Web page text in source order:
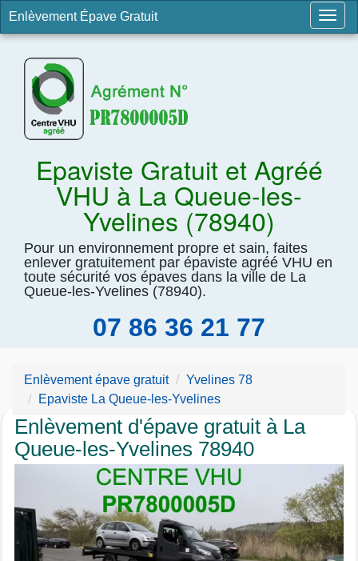
Enlèvement Épave Gratuit
Epaviste Gratuit et Agréé
VHU à La Queue-les-
Yvelines (78940)
Pour un environnement propre et sain, faites
enlever gratuitement par épaviste agréé VHU en
toute sécurité vos épaves dans la ville de La
Queue-les-Yvelines (78940).
07 86 36 21 77
Enlèvement épave gratuit
Yvelines 78
Epaviste La Queue-les-Yvelines
Enlèvement d'épave gratuit à La
Queue-les-Yvelines 78940